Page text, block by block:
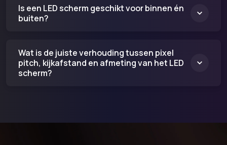
Is een LED scherm geschikt voor binnen én
buiten?
Wat is de juiste verhouding tussen pixel
pitch, kijkafstand en afmeting van het LED
scherm?